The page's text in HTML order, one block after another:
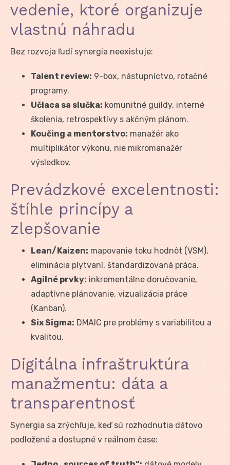
vedenie, ktoré organizuje
vlastnú náhradu
Bez rozvoja ľudí synergia neexistuje:
Talent review: 9-box, nástupníctvo, rotačné
programy.
Učiaca sa slučka: komunitné guildy, interné
školenia, retrospektívy s akčným plánom.
Koučing a mentorstvo: manažér ako
multiplikátor výkonu, nie mikromanažér
výsledkov.
Prevádzkové excelentnosti:
štíhle princípy a
zlepšovanie
Lean/Kaizen: mapovanie toku hodnôt (VSM),
eliminácia plytvaní, štandardizovaná práca.
Agilné prvky: inkrementálne doručovanie,
adaptívne plánovanie, vizualizácia práce
(Kanban).
Six Sigma: DMAIC pre problémy s variabilitou a
kvalitou.
Digitálna infraštruktúra
manažmentu: dáta a
transparentnosť
Synergia sa zrýchľuje, keď sú rozhodnutia dátovo
podložené a dostupné v reálnom čase: